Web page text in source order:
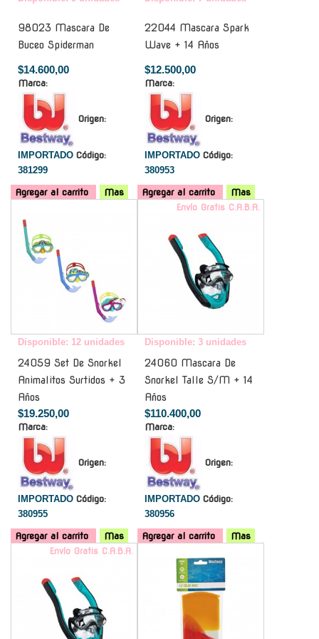
98023 Mascara De
Buceo Spiderman
$14.600,00
Marca:
Origen:
IMPORTADO Código:
381299
Agregar al carrito Mas
22044 Mascara Spark
Wave + 14 Años
$12.500,00
Marca:
Origen:
IMPORTADO Código:
380953
Agregar al carrito
Mas
Disponible: 12 unidades
24059 Set De Snorkel
Animalitos Surtidos + 3
Años
$19.250,00
Marca:
Origen:
IMPORTADO Código:
380955
Agregar al carrito Mas
Envío Gratis C.A.B.A.
Disponible: 3 unidades
24060 Mascara De
Snorkel Talle S/M + 14
Años
$110.400,00
Marca:
Origen:
IMPORTADO Código:
380956
Agregar al carrito
Mas
Envío Gratis C.A.B.A.